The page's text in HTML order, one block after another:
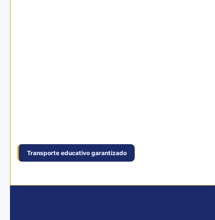
Transporte educativo garantizado